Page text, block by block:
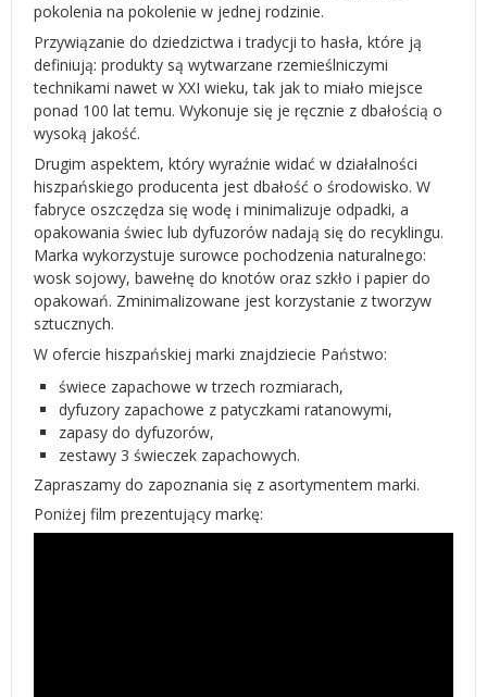
pokolenia na pokolenie w jednej rodzinie.
Przywiązanie do dziedzictwa i tradycji to hasła, które ją
definiują: produkty są wytwarzane rzemieślniczymi
technikami nawet w XXI wieku, tak jak to miało miejsce
ponad 100 lat temu. Wykonuje się je ręcznie z dbałością o
wysoką jakość.
Drugim aspektem, który wyraźnie widać w działalności
hiszpańskiego producenta jest dbałość o środowisko. W
fabryce oszczędza się wodę i minimalizuje odpadki, a
opakowania świec lub dyfuzorów nadają się do recyklingu.
Marka wykorzystuje surowce pochodzenia naturalnego:
wosk sojowy, bawełnę do knotów oraz szkło i papier do
opakowań. Zminimalizowane jest korzystanie z tworzyw
sztucznych.
W ofercie hiszpańskiej marki znajdziecie Państwo:
świece zapachowe w trzech rozmiarach,
dyfuzory zapachowe z patyczkami ratanowymi,
zapasy do dyfuzorów,
zestawy 3 świeczek zapachowych.
Zapraszamy do zapoznania się z asortymentem marki.
Poniżej film prezentujący markę: